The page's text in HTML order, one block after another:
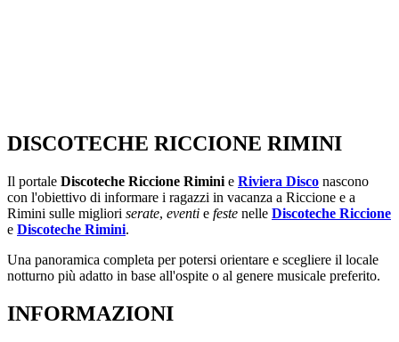
DISCOTECHE RICCIONE RIMINI
Il portale Discoteche Riccione Rimini e Riviera Disco nascono
con l'obiettivo di informare i ragazzi in vacanza a Riccione e a
Rimini sulle migliori serate, eventi e feste nelle Discoteche Riccione
e Discoteche Rimini.
Una panoramica completa per potersi orientare e scegliere il locale
notturno più adatto in base all'ospite o al genere musicale preferito.
INFORMAZIONI